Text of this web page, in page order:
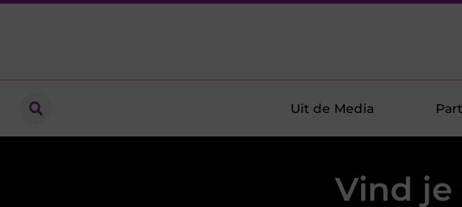
Uit de Media
Vind